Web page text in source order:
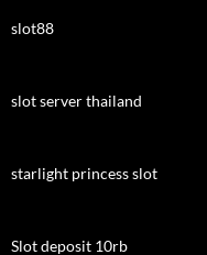
slot88
slot server thailand
starlight princess slot
Slot deposit 10rb